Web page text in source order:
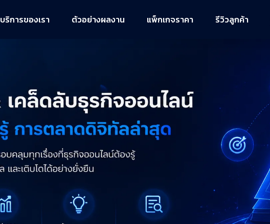
บริการของเรา ตัวอย่างผลงาน แพ็กเกจราคา รีวิวลูกค้า